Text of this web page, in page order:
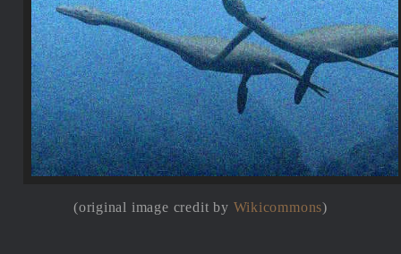
(original image credit by Wikicommons)